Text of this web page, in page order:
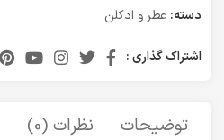
دسته: عطر و ادکلن
اشتراک گذاری :
توضیحات نظرات (0)